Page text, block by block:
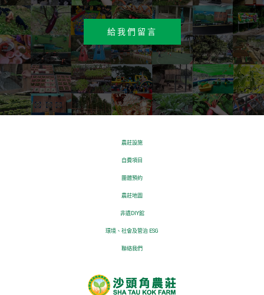
給我們留言
農莊設施
自費項目
團體預約
農莊地圖
非遺DIY館
環境、社會及管治 ESG
聯絡我們